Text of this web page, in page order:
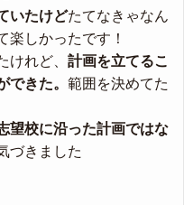
いたけどたてなきゃなん
楽しかったです！
けれど、 計画を立てるこ
できた。 範囲を決めてた
望校に沿った計画ではな
づきました